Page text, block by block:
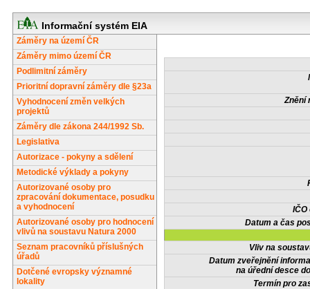
Informační systém EIA
Záměry na území ČR
Záměry mimo území ČR
Podlimitní záměry
Prioritní dopravní záměry dle §23a
Vyhodnocení změn velkých
projektů
Záměry dle zákona 244/1992 Sb.
Legislativa
Autorizace - pokyny a sdělení
Metodické výklady a pokyny
Autorizované osoby pro
zpracování dokumentace, posudku
a vyhodnocení
Autorizované osoby pro hodnocení
vlivů na soustavu Natura 2000
Seznam pracovníků příslušných
úřadů
Dotčené evropsky významné
lokality
Znění
IČO
Datum a čas
Vliv na
Datum zveřejnění
na úřední desce
Termín pro